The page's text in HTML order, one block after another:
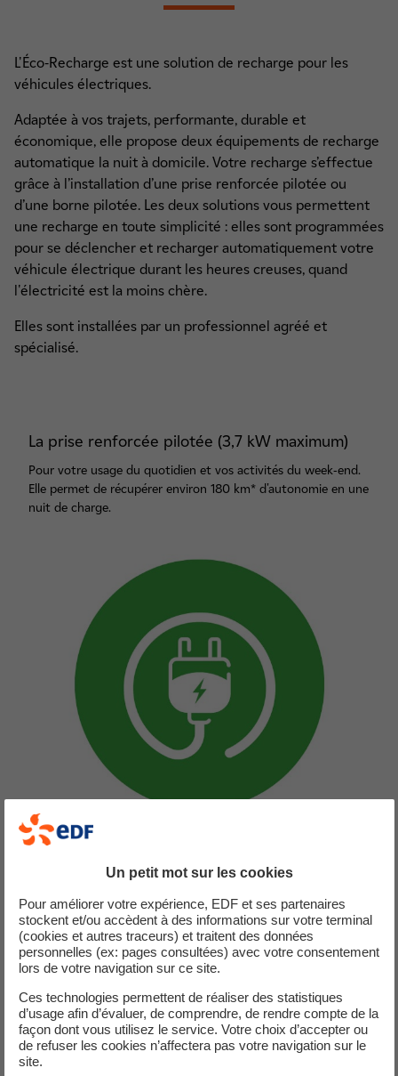
L'Éco-Recharge est une solution de recharge pour les
véhicules électriques.
Adaptée à vos trajets, performante, durable et
économique, elle propose deux équipements de recharge
automatique la nuit à domicile. Votre recharge s’effectue
grâce à l’installation d’une prise renforcée pilotée ou
d’une borne pilotée. Les deux solutions vous permettent
une recharge en toute simplicité : elles sont programmées
pour se déclencher et recharger automatiquement votre
véhicule électrique durant les heures creuses, quand
l'électricité est la moins chère.
Elles sont installées par un professionnel agréé et
spécialisé.
La prise renforcée pilotée (3,7 kW maximum)
Pour votre usage du quotidien et vos activités du week-end.
Elle permet de récupérer environ 180 km* d'autonomie en une
nuit de charge.
La borne pilotée (7,4 kW maximum)
360 km* d'autonomie en une nuit de charge.
Un petit mot sur les cookies
Pour améliorer votre expérience, EDF et ses partenaires
stockent et/ou accèdent à des informations sur votre terminal
(cookies et autres traceurs) et traitent des données
personnelles (ex: pages consultées) avec votre consentement
lors de votre navigation sur ce site.
Ces technologies permettent de réaliser des statistiques
d’usage afin d’évaluer, de comprendre, de rendre compte de la
façon dont vous utilisez le service. Votre choix d’accepter ou
de refuser les cookies n’affectera pas votre navigation sur le
site.